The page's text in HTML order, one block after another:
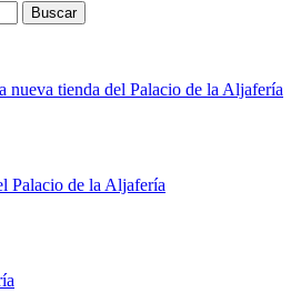
Buscar
nueva tienda del Palacio de la Aljafería
Palacio de la Aljafería